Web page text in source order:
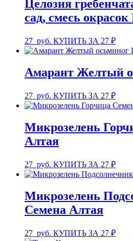
Целозия
сад, смесь
27 руб. КУПИТЬ ЗА 27 ₽
Амарант Желтый
27 руб. КУПИТЬ ЗА 27 ₽
Микрозелень
Алтая
27 руб. КУПИТЬ ЗА 27 ₽
Микрозелень
Семена Алтая
27 руб. КУПИТЬ ЗА 27 ₽